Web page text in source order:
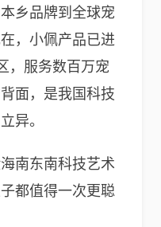
乡品牌到全球宠
，小佩产品已进
，服务数百万宠
面，是我国科技
异。
南东南科技艺术
都值得一次更聪